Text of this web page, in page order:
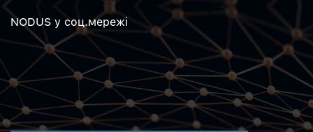
NODUS у соц.мережi